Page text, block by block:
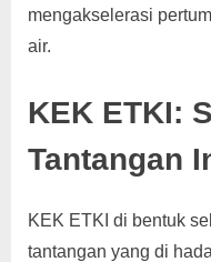
mengakselerasi
air.
KEK ETKI:
Tantangan
KEK ETKI di bentuk
tantangan yang di